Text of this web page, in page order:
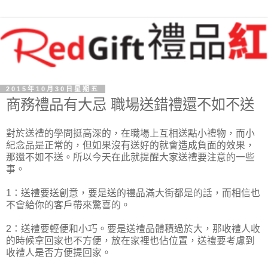
2015年10月30日星期五
商務禮品有大忌 職場送錯禮還不如不送
對於送禮的學問挺高深的，在職場上互相送點小禮物，而小
紀念品是正常的，但如果沒有送好的就會造成負面的效果，
那還不如不送。所以今天在此就提醒大家送禮要注意的一些
事。
1：送禮要送創意，要是送的禮品滿大街都是的話，而相信也
不會給你的客戶帶來驚喜的。
2：送禮要輕便和小巧。要是送禮品體積過於大，那收禮人收
的時候拿回家也不方便，放在家裡也佔位置，送禮要考慮到
收禮人是否方便提回家。